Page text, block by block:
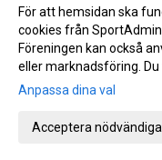
Gå till
För att hemsidan ska
cookies från
Föreningen kan också
eller marknadsföring. Du
Anpassa dina val
Acceptera nödvändiga